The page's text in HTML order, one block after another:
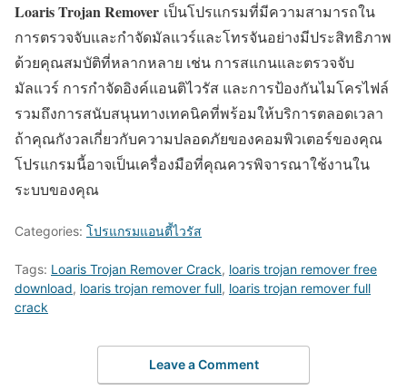
Loaris Trojan Remover เป็นโปรแกรมที่มีความสามารถใน
การตรวจจับและกำจัดมัลแวร์และโทรจันอย่างมีประสิทธิภาพ
ด้วยคุณสมบัติที่หลากหลาย เช่น การสแกนและตรวจจับ
มัลแวร์ การกำจัดอิงค์แอนติไวรัส และการป้องกันไมโครไฟล์
รวมถึงการสนับสนุนทางเทคนิคที่พร้อมให้บริการตลอดเวลา
ถ้าคุณกังวลเกี่ยวกับความปลอดภัยของคอมพิวเตอร์ของคุณ
โปรแกรมนี้อาจเป็นเครื่องมือที่คุณควรพิจารณาใช้งานใน
ระบบของคุณ
Categories: โปรแกรมแอนตี้ไวรัส
Tags: Loaris Trojan Remover Crack, loaris trojan remover free
download, loaris trojan remover full, loaris trojan remover full
crack
Leave a Comment